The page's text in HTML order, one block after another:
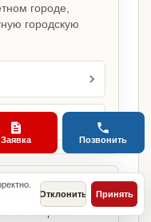
городе,
городскую
запросу
широкий
Отклонить Принять
Заявка Позвонить